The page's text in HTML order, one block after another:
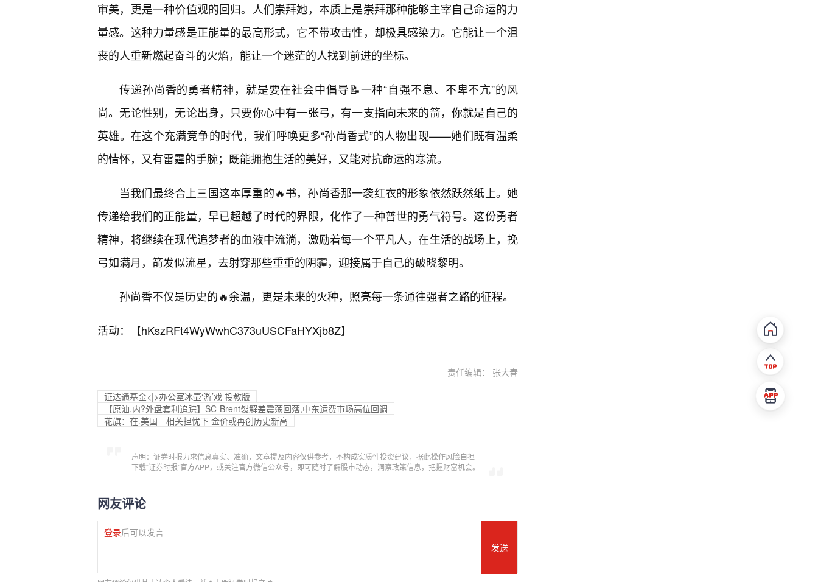
审美，更是一种价值观的回归。人们崇拜她，本质上是崇拜那种能够主宰自己命运的力
量感。这种力量感是正能量的最高形式，它不带攻击性，却极具感染力。它能让一个沮
丧的人重新燃起奋斗的火焰，能让一个迷茫的人找到前进的坐标。
传递孙尚香的勇者精神，就是要在社会中倡导📝一种“自强不息、不卑不亢”的风
尚。无论性别，无论出身，只要你心中有一张弓，有一支指向未来的箭，你就是自己的
英雄。在这个充满竞争的时代，我们呼唤更多“孙尚香式”的人物出现——她们既有温柔
的情怀，又有雷霆的手腕；既能拥抱生活的美好，又能对抗命运的寒流。
当我们最终合上三国这本厚重的🔥书，孙尚香那一袭红衣的形象依然跃然纸上。她
传递给我们的正能量，早已超越了时代的界限，化作了一种普世的勇气符号。这份勇者
精神，将继续在现代追梦者的血液中流淌，激励着每一个平凡人，在生活的战场上，挽
弓如满月，箭发似流星，去射穿那些重重的阴霾，迎接属于自己的破晓黎明。
孙尚香不仅是历史的🔥余温，更是未来的火种，照亮每一条通往强者之路的征程。
活动：【hKszRFt4WyWwhC373uUSCFaHYXjb8Z】
责任编辑： 张大春
证达通基金<|>办公室冰壶‘游’戏 投教版
【原油,内?外盘套利追踪】SC-Brent裂解差震荡回落,中东运费市场高位回调
花旗：在.美国—相关担忧下 金价或再创历史新高
声明：证券时报力求信息真实、准确，文章提及内容仅供参考，不构成实质性投资建议，据此操作风险自担
下载“证券时报”官方APP，或关注官方微信公众号，即可随时了解股市动态，洞察政策信息，把握财富机会。
网友评论
登录后可以发言
发送